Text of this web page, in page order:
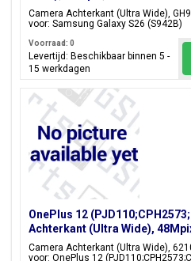
Camera Achterkant (Ultra Wide),
voor: Samsung Galaxy S26 (S942B)
Voorraad: 0
Levertijd: Beschikbaar binnen 5 -
15 werkdagen
OnePlus 12
Achterkant (Ultra Wide),
Camera Achterkant (Ultra Wide),
voor: OnePlus 12